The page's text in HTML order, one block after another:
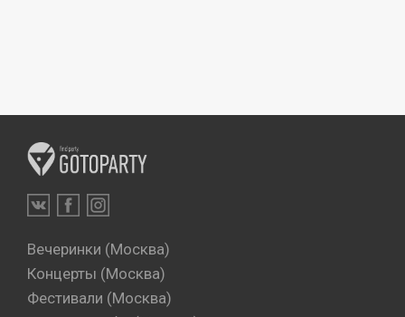
Вечеринки (Москва)
Концерты (Москва)
Фестивали (Москва)